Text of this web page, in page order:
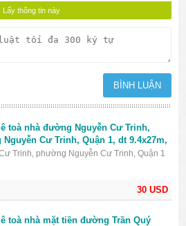
30 USD
toà nhà đường Nguyễn Cư Trinh,
Cư Trinh, Quận 1, dt 9.4x27m,
trệt 7 lầu, giá 30000USD
Trinh, phường Nguyễn Cư Trinh, Quận 1
toà nhà mặt tiền đường Trần Quý